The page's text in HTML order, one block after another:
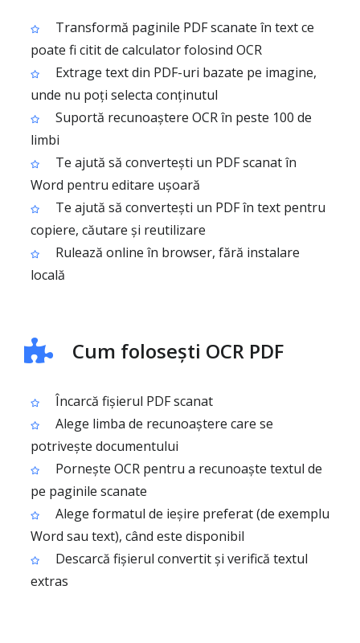
Transformă paginile PDF scanate în text ce
poate fi citit de calculator folosind OCR
Extrage text din PDF-uri bazate pe imagine,
unde nu poți selecta conținutul
Suportă recunoaștere OCR în peste 100 de
limbi
Te ajută să convertești un PDF scanat în
Word pentru editare ușoară
Te ajută să convertești un PDF în text pentru
copiere, căutare și reutilizare
Rulează online în browser, fără instalare
locală
Cum folosești OCR PDF
Încarcă fișierul PDF scanat
Alege limba de recunoaștere care se
potrivește documentului
Pornește OCR pentru a recunoaște textul de
pe paginile scanate
Alege formatul de ieșire preferat (de exemplu
Word sau text), când este disponibil
Descarcă fișierul convertit și verifică textul
extras